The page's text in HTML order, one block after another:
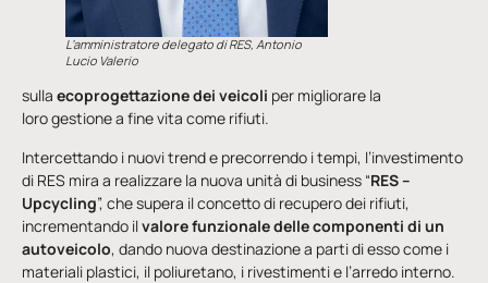
L’amministratore delegato di RES, Antonio
Lucio Valerio
sulla ecoprogettazione dei veicoli per migliorare la
loro gestione a fine vita come rifiuti.
Intercettando i nuovi trend e precorrendo i tempi, l’investimento
di RES mira a realizzare la nuova unità di business “RES –
Upcycling”, che supera il concetto di recupero dei rifiuti,
incrementando ilvalore funzionale delle componenti di un
autoveicolo, dando nuova destinazione a parti di esso come i
materiali plastici, il poliuretano, i rivestimenti e l’arredo interno.